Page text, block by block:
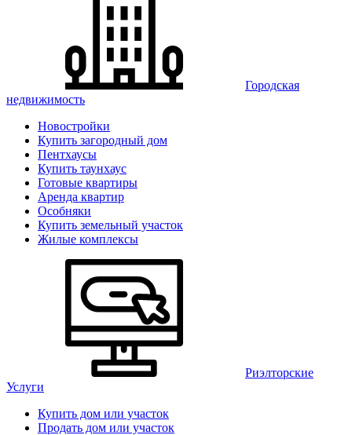
Городская
недвижимость
Новостройки
Купить загородный дом
Пентхаусы
Купить таунхаус
Готовые квартиры
Аренда квартир
Особняки
Купить земельный участок
Жилые комплексы
Риэлторские
Услуги
Купить дом или участок
Продать дом или участок